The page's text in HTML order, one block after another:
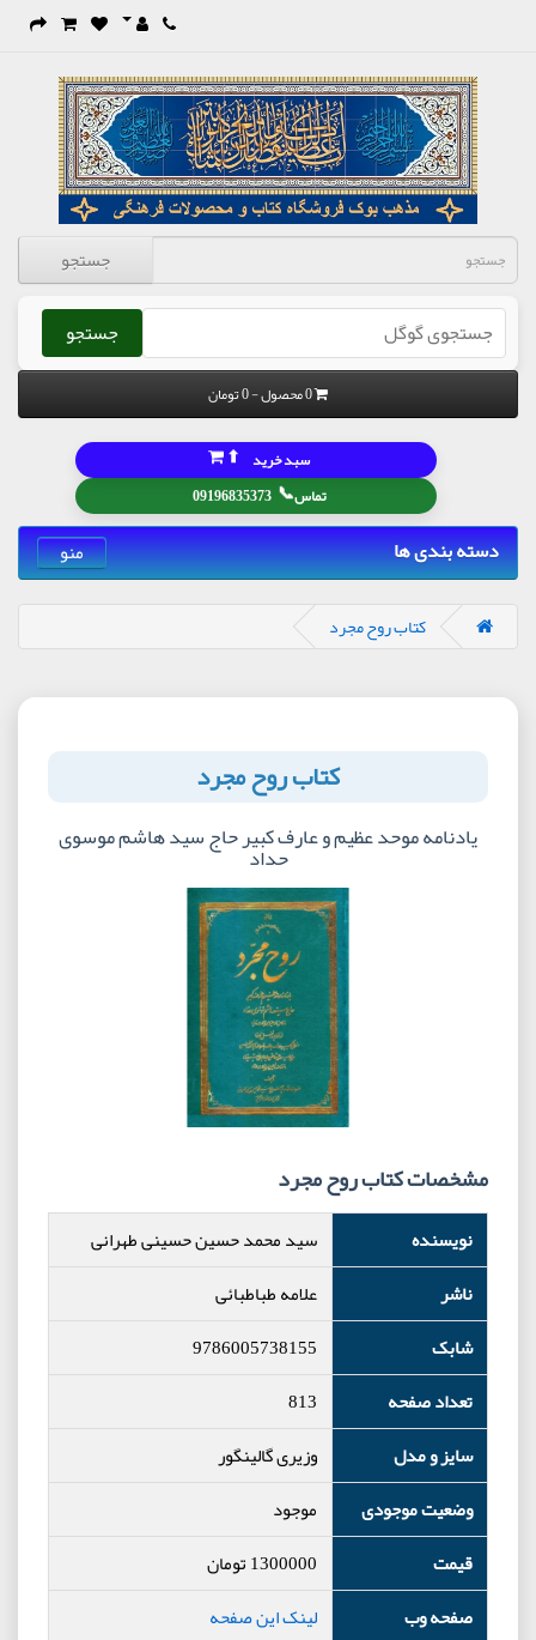
جستجو
جستجو
0 محصول - 0 تومان
تماس📞
09196835373
سبد خرید ⬆
دسته بندی ها منو
کتاب روح مجرد
کتاب روح مجرد
یادنامه موحد عظیم و عارف کبیر حاج سید هاشم موسوی
حداد
مشخصات کتاب روح مجرد
نویسنده
سید محمد حسین حسینی طهرانی
ناشر
علامه طباطبائی
شابک
9786005738155
تعداد صفحه
813
سایز و مدل
وزیری گالینگور
وضعیت موجودی
موجود
قیمت
1300000تومان
صفحه وب
لینک این صفحه